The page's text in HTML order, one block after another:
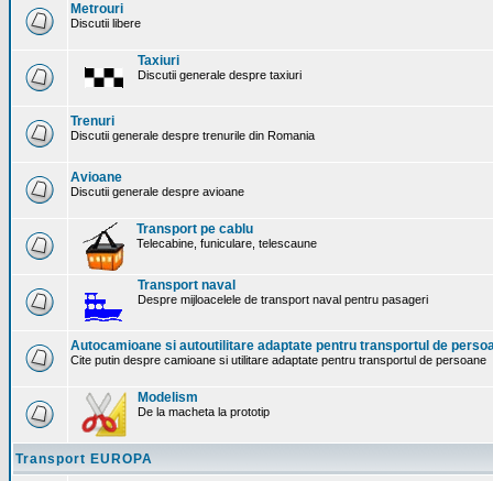
Metrouri
Discutii libere
Taxiuri
Discutii generale despre taxiuri
Trenuri
Discutii generale despre trenurile din Romania
Avioane
Discutii generale despre avioane
Transport pe cablu
Telecabine, funiculare, telescaune
Transport naval
Despre mijloacelele de transport naval pentru pasageri
Autocamioane si autoutilitare adaptate pentru transportul de
Cite putin despre camioane si utilitare adaptate pentru transportul de persoane
Modelism
De la macheta la prototip
Transport EUROPA